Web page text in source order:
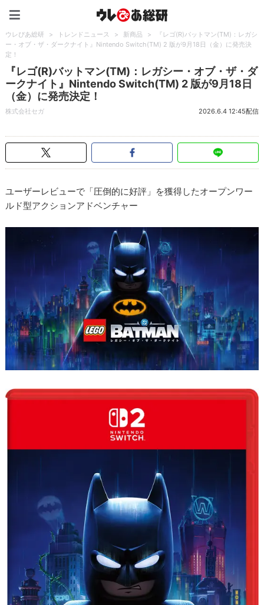
ウレぴあ総研 > トレンドニュース > 新商品 >
『レゴ(R)バットマン(TM)：レガシ
ー・オブ・ザ・ダークナイト』Nintendo Switch(TM) 2 版が9月18日（金）に発売決
定！
『レゴ(R)バットマン(TM)：レガシー・オブ・ザ・ダ
ークナイト』Nintendo Switch(TM) 2 版が9月18日
（金）に発売決定！
株式会社セガ 2026.6.4 12:45配信
ユーザーレビューで「圧倒的に好評」を獲得したオープンワー
ルド型アクションアドベンチャー